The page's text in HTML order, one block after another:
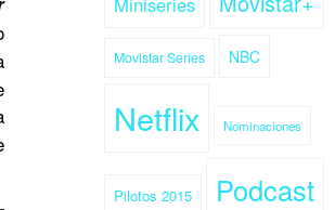
Movistar Series NBC
Netflix Nominaciones
Pilotos 2015 Podcast